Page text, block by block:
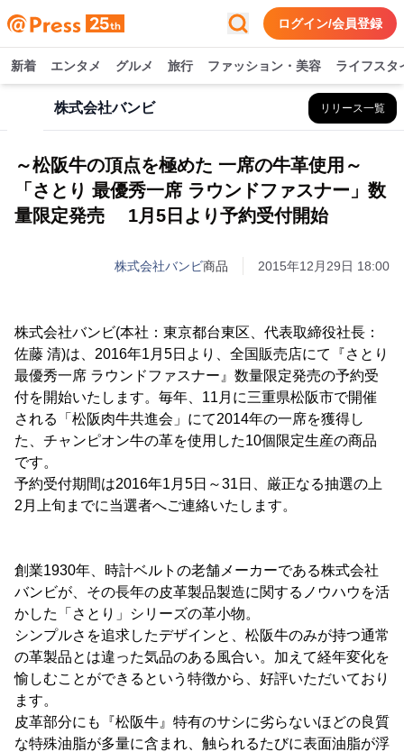
ログイン/会員登録
新着 エンタメ グルメ 旅行 ファッション・美容 ライフスタ
株式会社バンビ リリース一覧
～松阪牛の頂点を極めた 一席の牛革使用～
「さとり 最優秀一席 ラウンドファスナー」数
量限定発売 1月5日より予約受付開始
株式会社バンビ商品 2015年12月29日 18:00
株式会社バンビ(本社：東京都台東区、代表取締役社長：
佐藤 清)は、2016年1月5日より、全国販売店にて『さとり
最優秀一席 ラウンドファスナー』数量限定発売の予約受
付を開始いたします。毎年、11月に三重県松阪市で開催
される「松阪肉牛共進会」にて2014年の一席を獲得し
た、チャンピオン牛の革を使用した10個限定生産の商品
です。
予約受付期間は2016年1月5日～31日、厳正なる抽選の上
2月上旬までに当選者へご連絡いたします。
創業1930年、時計ベルトの老舗メーカーである株式会社
バンビが、その長年の皮革製品製造に関するノウハウを活
かした「さとり」シリーズの革小物。
シンプルさを追求したデザインと、松阪牛のみが持つ通常
の革製品とは違った気品のある風合い。加えて経年変化を
愉しむことができるという特徴から、好評いただいており
ます。
皮革部分にも『松阪牛』特有のサシに劣らないほどの良質
な特殊油脂が多量に含まれ、触られるたびに表面油脂が浮